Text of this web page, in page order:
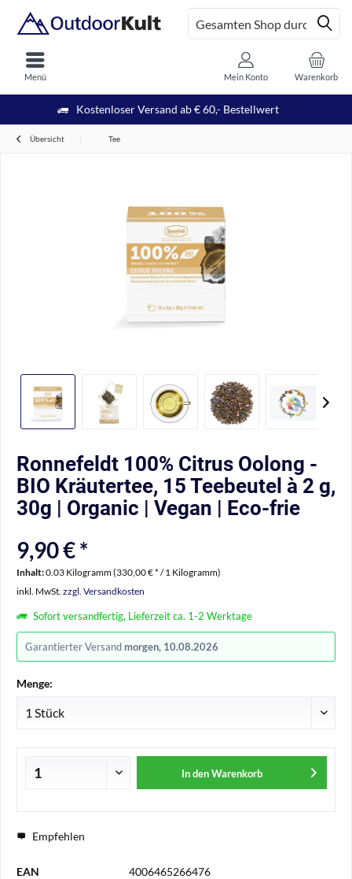
Kostenloser Versand ab € 60,- Bestellwert
Menü Warenkorb
Mein Konto
Übersicht Tee
Ronnefeldt 100% Citrus Oolong -
BIO Kräutertee, 15 Teebeutel à 2 g,
30g | Organic | Vegan | Eco-frie
9,90 € *
Inhalt:0.03 Kilogramm (330,00 € * / 1 Kilogramm)
inkl. MwSt. zzgl. Versandkosten
Sofort versandfertig, Lieferzeit ca. 1-2 Werktage
Garantierter Versand morgen, 10.08.2026
Menge:
In den Warenkorb
Empfehlen
EAN 4006465266476